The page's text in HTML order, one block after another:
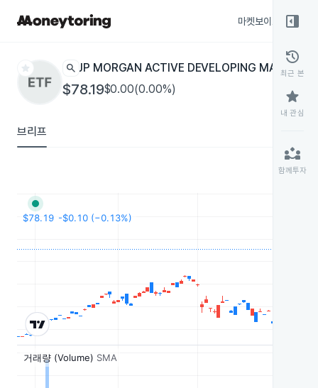
마켓보이스
star search JP MORGAN ACTIVE DEVELOPING MARKETS
$78.19$0.00(0.00%)
브리프
right_panel_open
history
최근 본
star
내 관심
partner_exchange
함께투자